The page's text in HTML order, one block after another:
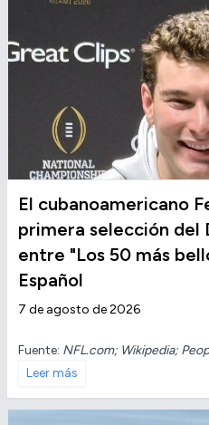
El cubanoamericano
primera selección del
entre "Los 50 más
Español
7 de agosto de 2026
Fuente: NFL.com; Wikipedia;
Leer más